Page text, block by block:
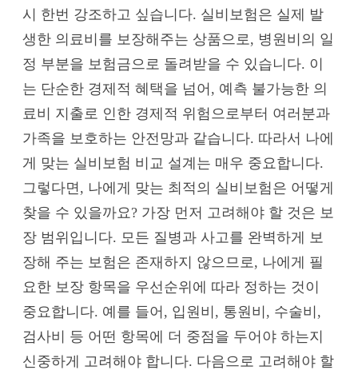
시 한번 강조하고 싶습니다. 실비보험은 실제 발
생한 의료비를 보장해주는 상품으로, 병원비의 일
정 부분을 보험금으로 돌려받을 수 있습니다. 이
는 단순한 경제적 혜택을 넘어, 예측 불가능한 의
료비 지출로 인한 경제적 위험으로부터 여러분과
가족을 보호하는 안전망과 같습니다. 따라서 나에
게 맞는 실비보험 비교 설계는 매우 중요합니다.
그렇다면, 나에게 맞는 최적의 실비보험은 어떻게
찾을 수 있을까요? 가장 먼저 고려해야 할 것은 보
장 범위입니다. 모든 질병과 사고를 완벽하게 보
장해 주는 보험은 존재하지 않으므로, 나에게 필
요한 보장 항목을 우선순위에 따라 정하는 것이
중요합니다. 예를 들어, 입원비, 통원비, 수술비,
검사비 등 어떤 항목에 더 중점을 두어야 하는지
신중하게 고려해야 합니다. 다음으로 고려해야 할